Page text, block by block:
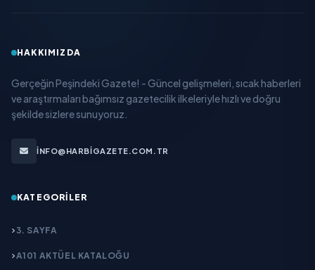
HAKKIMIZDA
Gerçeğin Peşindeki Gazete! - Güncel gelişmeleri, sıcak haberleri
ve araştırmaları bağımsız gazetecilik ilkeleriyle hızlı ve doğru
şekilde sizlere sunuyoruz.
INFO@HARBIGAZETE.COM.TR
KATEGORILER
3. SAYFA
A101 AKTÜEL KATALOĞU